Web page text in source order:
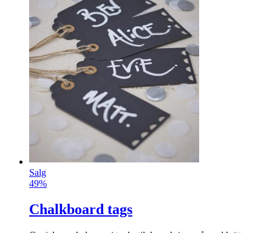
Salg
49%
Chalkboard tags